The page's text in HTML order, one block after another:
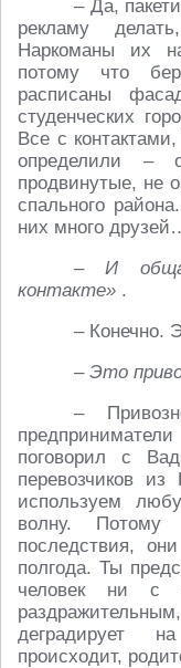
– Да,
рекламу
Наркоманы их
потому что
расписаны
студенческих
Все с
определили –
продвинутые, не
спального
них много
– И
контакте» .
– Конечно.
– Это
–
поговорил с
перевозчиков
используем
волну. Потому
последствия,
полгода. Ты
человек ни с
деградирует
происходит,